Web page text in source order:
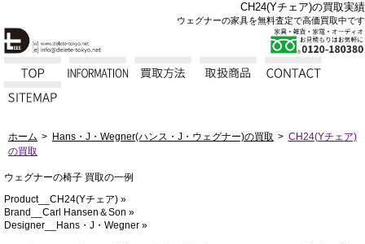
CH24(Yチェア)の買取実績
ウェグナーの家具を無料査定で高価買取中です
ホーム Hans・J・Wegner(ハンス・J・ウェグナー)の買取
CH24(Yチェア)
の買取
ウェグナーの椅子 買取の一例
Product__CH24(Yチェア) »
Brand__Carl Hansen＆Son »
Designer__Hans・J・Wegner »